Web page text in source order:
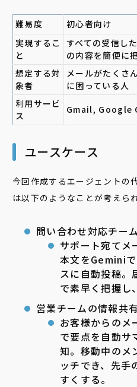
難易度
初心者向け
実現するこ
と
すべての受信し
の内容を簡便に
想定する対
象者
メールがたくさ
に困っている人
利用サービ
ス
Gmail, Google
ユースケース
今回作成するエージェントの
は以下のようなことが考えら
問い合わせ対応チー
サポート宛てメ
本文をGemini
スに自動投稿。
で素早く把握し
営業チームの情報共有
お客様からのメ
で要点を自動サ
知。移動中のメ
ッチでき、先手
すくする。